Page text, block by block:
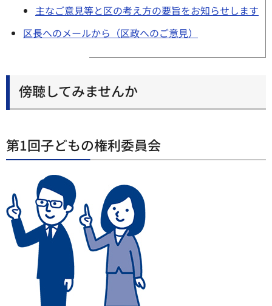
主なご意見等と区の考え方の要旨をお知らせします
区長へのメールから（区政へのご意見）
傍聴してみませんか
第1回子どもの権利委員会